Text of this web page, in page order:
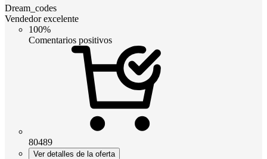
Dream_codes
Vendedor excelente
100%
Comentarios positivos
80489
Ver detalles de la oferta